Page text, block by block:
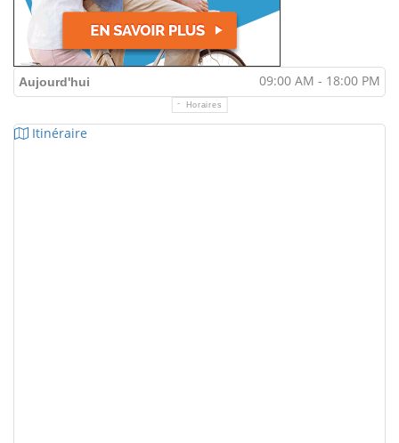
Aujourd'hui 09:00 AM - 18:00 PM
Horaires
Itinéraire